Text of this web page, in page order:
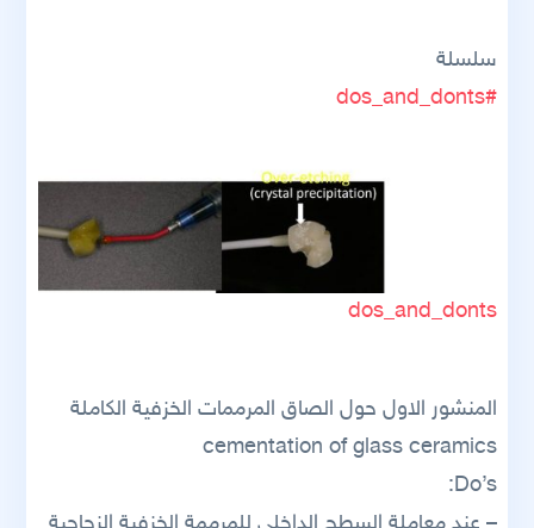
سلسلة
#dos_and_donts
dos_and_donts
المنشور الاول حول الصاق المرممات الخزفية الكاملة
cementation of glass ceramics
Do’s: